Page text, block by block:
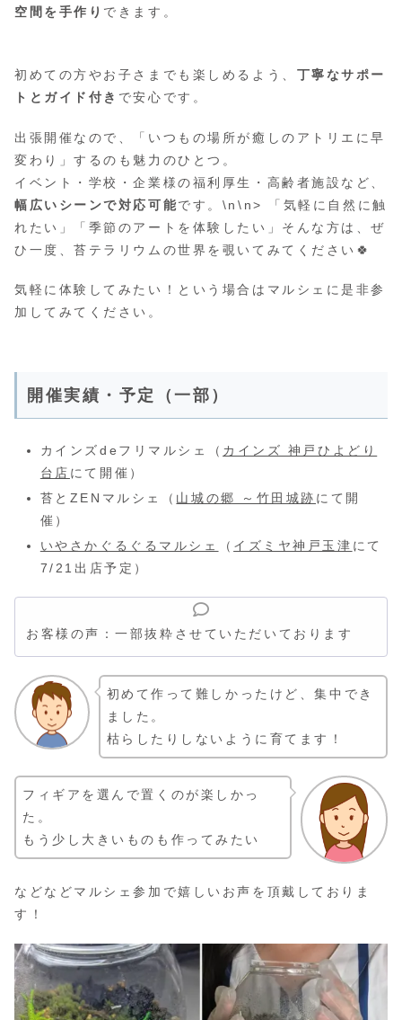
空間を手作り できます。
初めての方やお子さまでも楽しめるよう、 丁寧なサポー
トとガイド付き で安心です。
出張開催なので、「いつもの場所が癒しのアトリエに早
変わり」するのも魅力のひとつ。
イベント・学校・企業様の福利厚生・高齢者施設など、
幅広いシーンで対応可能です。\n\n> 「気軽に自然に触
れたい」「季節のアートを体験したい」そんな方は、ぜ
ひ一度、苔テラリウムの世界を覗いてみてください🍀
気軽に体験してみたい！という場合はマルシェに是非参
加してみてください。
開催実績・予定（一部）
カインズdeフリマルシェ（ カインズ 神戸ひよどり
台店 にて開催）
苔とZENマルシェ（ 山城の郷 ～竹田城跡 にて開
催）
いやさかぐるぐるマルシェ
（ イズミヤ神戸玉津 にて
7/21出店予定）
お客様の声：一部抜粋させていただいております
初めて作って難しかったけど、集中でき
ました。
枯らしたりしないように育てます！
フィギアを選んで置くのが楽しかっ
た。
もう少し大きいものも作ってみたい
などなどマルシェ参加で嬉しいお声を頂戴しておりま
す！